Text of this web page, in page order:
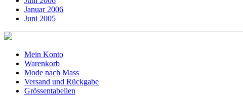
Januar 2006
Juni 2005
Mein Konto
Warenkorb
Mode nach Mass
Versand und Rückgabe
Grössentabellen